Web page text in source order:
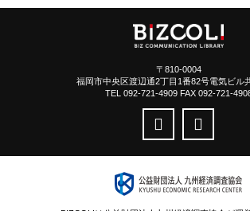
〒810-0004
福岡市中央区渡辺通2丁目1番82号電気ビル
TEL 092-721-4909 FAX 092-721-